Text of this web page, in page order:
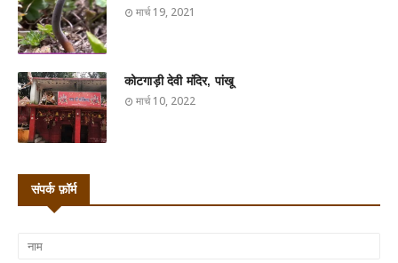
मार्च 19, 2021
कोटगाड़ी देवी मंदिर, पांखू
मार्च 10, 2022
संपर्क फ़ॉर्म